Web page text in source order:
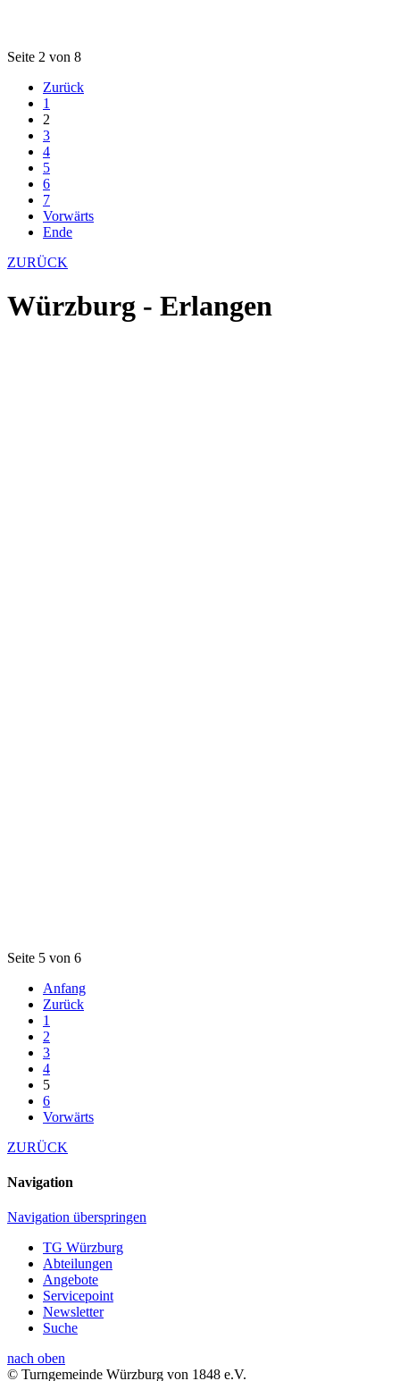
Seite 2 von 8
Zurück
1
2
3
4
5
6
7
Vorwärts
Ende
ZURÜCK
Würzburg - Erlangen
Seite 5 von 6
Anfang
Zurück
1
2
3
4
5
6
Vorwärts
ZURÜCK
Navigation
Navigation überspringen
TG Würzburg
Abteilungen
Angebote
Servicepoint
Newsletter
Suche
nach oben
© Turngemeinde Würzburg von 1848 e.V.